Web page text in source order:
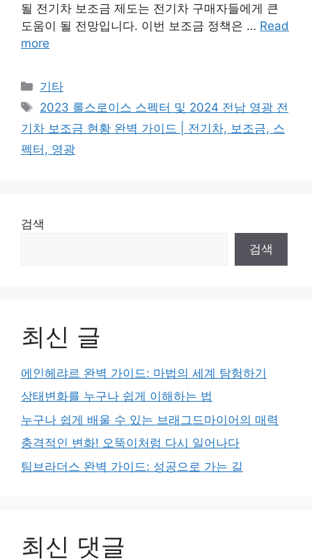
될 전기차 보조금 제도는 전기차 구매자들에게 큰
도움이 될 전망입니다. 이번 보조금 정책은 … Read
more
Categories
기타
Tags
2023 롤스로이스 스펙터 및 2024 전남 영광 전
기차 보조금 현황 완벽 가이드 | 전기차, 보조금, 스
펙터, 영광
검색
검색
최신 글
에인헤랴르 완벽 가이드: 마법의 세계 탐험하기
상태변화를 누구나 쉽게 이해하는 법
누구나 쉽게 배울 수 있는 브래그드마이어의 매력
충격적인 변화! 오뚝이처럼 다시 일어나다
팀브라더스 완벽 가이드: 성공으로 가는 길
최신 댓글